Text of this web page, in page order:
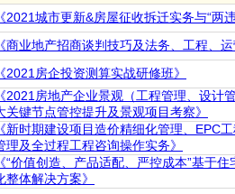
《2021城市更新&房屋征收拆迁实务与“两
《商业地产招商谈判技巧及法务、工程、
《2021房企投资测算实战研修班》
《2021房地产企业景观（工程管理、设计
关键节点管控提升及景观项目考察》
《新时期建设项目造价精细化管理、EPC
理及全过程工程咨询操作实务》
《“价值创造、产品适配、严控成本”基于
整体解决方案》